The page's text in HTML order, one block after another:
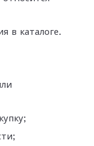
в каталоге.